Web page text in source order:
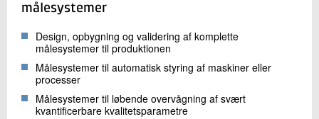
målesystemer
Design, opbygning og validering af komplette
målesystemer til produktionen
Målesystemer til automatisk styring af maskiner eller
processer
Målesystemer til løbende overvågning af svært
kvantificerbare kvalitetsparametre